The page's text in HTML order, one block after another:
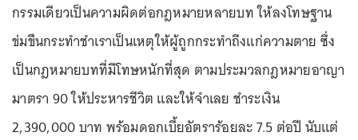
กรรมเดียวเป็นความผิดต่อกฎหมายหลายบท ให้ลงโทษฐาน
ข่มขืนกระทำชำเราเป็นเหตุให้ผู้ถูกกระทำถึงแก่ความตาย ซึ่ง
เป็นกฎหมายบทที่มีโทษหนักที่สุด ตามประมวลกฎหมายอาญา
มาตรา 90 ให้ประหารชีวิต และให้จำเลย ชำระเงิน
2,390,000 บาท พร้อมดอกเบี้ยอัตราร้อยละ 7.5 ต่อปี นับแต่